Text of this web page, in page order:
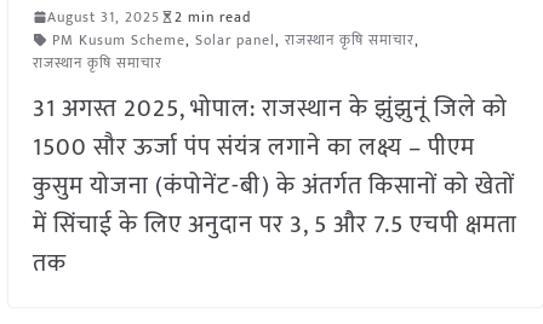
August 31, 2025
2 min read
PM Kusum Scheme, Solar panel, राजस्थान कृषि समाचार,
राजस्थान कृषि समाचार
31 अगस्त 2025, भोपाल: राजस्थान के झुंझुनूं जिले को
1500 सौर ऊर्जा पंप संयंत्र लगाने का लक्ष्य – पीएम
कुसुम योजना (कंपोनेंट-बी) के अंतर्गत किसानों को खेतों
में सिंचाई के लिए अनुदान पर 3, 5 और 7.5 एचपी क्षमता
तक